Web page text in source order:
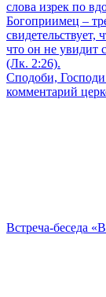
слова изрек по
Богоприимец –
что он не увидит
(Лк. 2:26).
Сподоби, Господи
комментарий
Встреча-беседа